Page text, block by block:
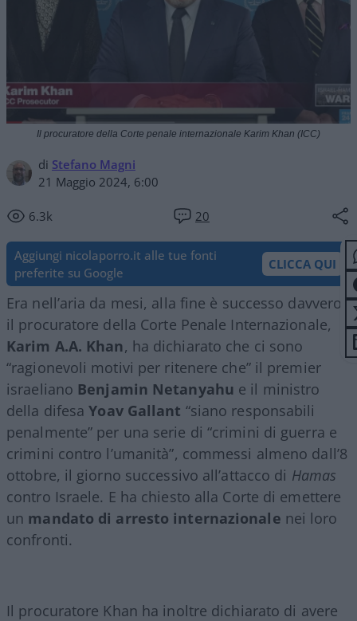
di Stefano Magni
21 Maggio 2024, 6:00
6.3k 20
Il procuratore della Corte penale internazionale Karim Khan (ICC)
Aggiungi nicolaporro.it alle tue fonti
preferite su Google
CLICCA QUI
Era nell’aria da mesi, alla fine è successo davvero:
il procuratore della Corte Penale Internazionale,
Karim A.A. Khan, ha dichiarato che ci sono
“ragionevoli motivi per ritenere che” il premier
israeliano Benjamin Netanyahu e il ministro
della difesaYoav Gallant “siano responsabili
penalmente” per una serie di “crimini di guerra e
crimini contro l’umanità”, commessi almeno dall’8
ottobre, il giorno successivo all’attacco di Hamas
contro Israele. E ha chiesto alla Corte di emettere
un mandato di arresto internazionale nei loro
confronti.
Il procuratore Khan ha inoltre dichiarato di avere